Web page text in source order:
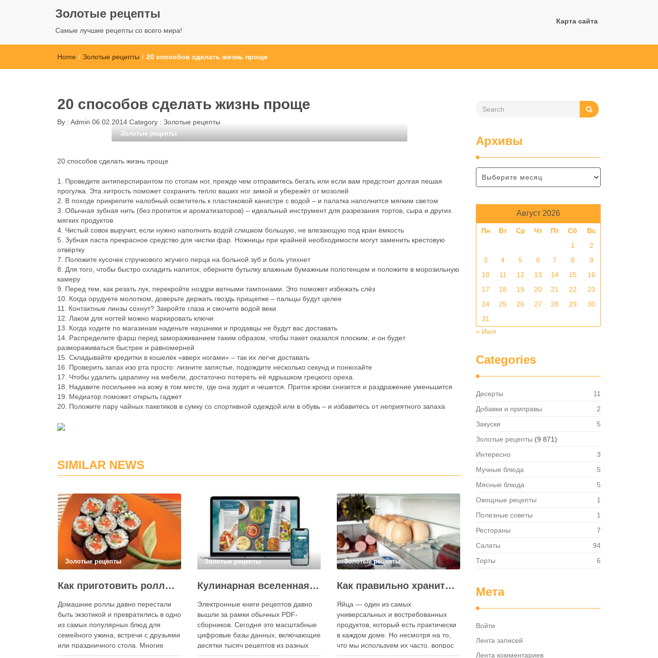
Золотые рецепты
Самые лучшие рецепты со всего мира!
Карта сайта
Home / Золотые рецепты / 20 способов сделать жизнь проще
20 способов сделать жизнь проще
By : Admin 06.02.2014 Category : Золотые рецепты
Золотые рецепты
20 способов сделать жизнь проще
1. Проведите антиперспирантом по стопам ног, прежде чем отправитесь бегать или если вам предстоит долгая пешая
прогулка. Эта хитрость поможет сохранить тепло ваших ног зимой и убережёт от мозолей
2. В походе прикрепите налобный осветитель к пластиковой канистре с водой – и палатка наполнится мягким светом
3. Обычная зубная нить (без пропиток и ароматизаторов) – идеальный инструмент для разрезания тортов, сыра и других
мягких продуктов
4. Чистый совок выручит, если нужно наполнить водой слишком большую, не влезающую под кран ёмкость
5. Зубная паста прекрасное средство для чистки фар. Ножницы при крайней необходимости могут заменить крестовую
отвёртку
7. Положите кусочек стручкового жгучего перца на больной зуб и боль утихнет
8. Для того, чтобы быстро охладить напиток, оберните бутылку влажным бумажным полотенцем и положите в морозильную
камеру
9. Перед тем, как резать лук, перекройте ноздри ватными тампонами. Это поможет избежать слёз
10. Когда орудуете молотком, доверьте держать гвоздь прищепке – пальцы будут целее
11. Контактные линзы сохнут? Закройте глаза и смочите водой веки
12. Лаком для ногтей можно маркировать ключи
13. Когда ходите по магазинам наденьте наушники и продавцы не будут вас доставать
14. Распределите фарш перед замораживанием таким образом, чтобы пакет оказался плоским, и он будет
размораживаться быстрее и равномерней
15. Складывайте кредитки в кошелёк «вверх ногами» – так их легче доставать
16. Проверить запах изо рта просто: лизните запястье, подождите несколько секунд и понюхайте
17. Чтобы удалить царапину на мебели, достаточно потереть её ядрышком грецкого ореха.
18. Надавите посильнее на кожу в том месте, где она зудит и чешется. Приток крови снизится и раздражение уменьшится
19. Медиатор поможет открыть гаджет
20. Положите пару чайных пакетиков в сумку со спортивной одеждой или в обувь – и избавитесь от неприятного запаха
SIMILAR NEWS
Золотые рецепты
Как приготовить роллы в домашних условиях?
Домашние роллы давно перестали
быть экзотикой и превратились в одно
из самых популярных блюд для
семейного ужина, встречи с друзьями
или праздничного стола. Многие
считают, что приготовление японских
Золотые рецепты
Кулинарная вселенная в цифре: топ-3 самых больших электронных книг рецептов
Электронные книги рецептов давно
вышли за рамки обычных PDF-
сборников. Сегодня это масштабные
цифровые базы данных, включающие
десятки тысяч рецептов из разных
стран мира, с подробными
Золотые рецепты
Как правильно хранить яйца: в холодильнике или на полке?
Яйца — один из самых
универсальных и востребованных
продуктов, который есть практически
в каждом доме. Но несмотря на то,
что мы используем их часто, вопрос
хранения остаётся актуальным: где
Архивы
Август 2026
Пн Вт Ср Чт Пт Сб
Вс
1
2
3
4 5 6 7 8
9
10
11 12 13 14 15
16
17
18 19 20 21 22
23
24
25 26 27 28 29
30
31
« Июл
Categories
Десерты
11
Добавки и приправы
2
Закуски
5
Золотые рецепты (9 871)
Интересно
3
Мучные блюда
5
Мясные блюда
5
Овощные рецепты
1
Полезные советы
1
Рестораны
7
Салаты
94
Торты
6
Мета
Войти
Лента записей
Лента комментариев